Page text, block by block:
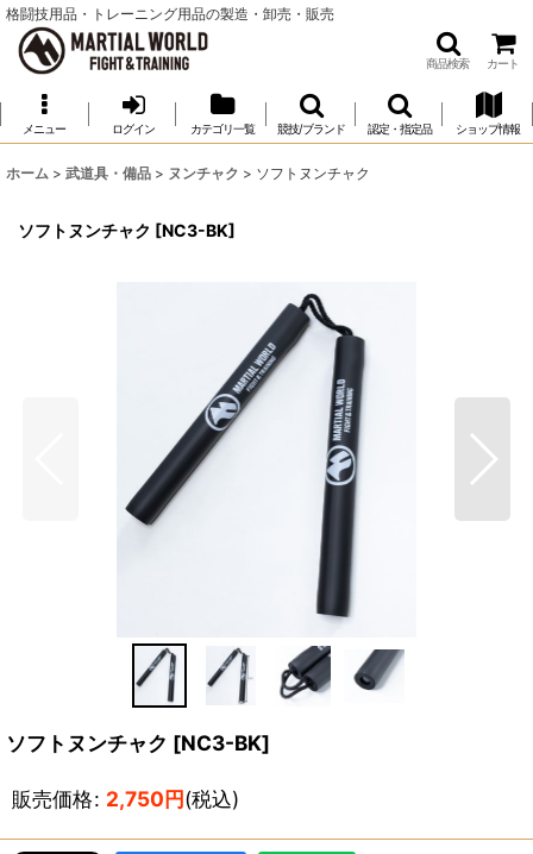
格闘技用品・トレーニング用品の製造・卸売・販売
商品検索 カート
メニュー ログイン カテゴリ一覧 競技/ブランド 認定・指定品 ショップ情報
ホーム > 武道具・備品 > ヌンチャク > ソフトヌンチャク
ソフトヌンチャク [NC3-BK]
ソフトヌンチャク [NC3-BK]
販売価格: 2,750円(税込)